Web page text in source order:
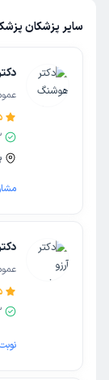
سایر پزشکان